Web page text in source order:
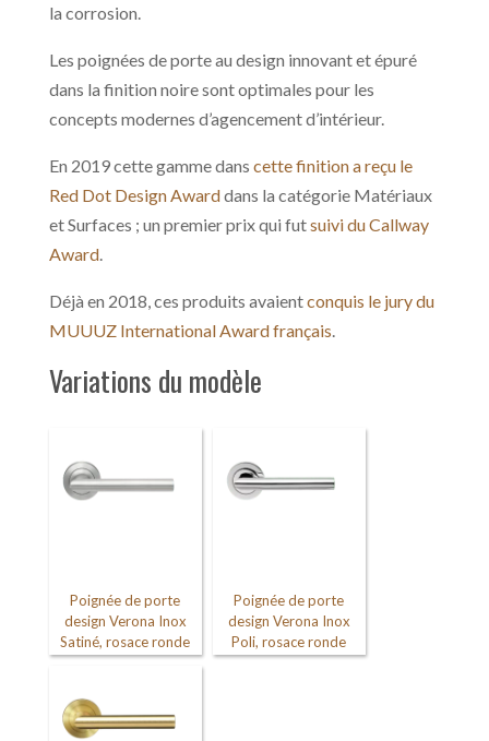
la corrosion.
Les poignées de porte au design innovant et épuré
dans la finition noire sont optimales pour les
concepts modernes d’agencement d’intérieur.
En 2019 cette gamme dans cette finition a reçu le
Red Dot Design Awarddans la catégorie Matériaux
et Surfaces ; un premier prix qui futsuivi du Callway
Award.
Déjà en 2018, ces produits avaientconquis le jury du
MUUUZ International Award français
Variations du modèle
Poignée de porte
design Verona Inox
Satiné, rosace ronde
Poignée de porte
design Verona Inox
Poli, rosace ronde